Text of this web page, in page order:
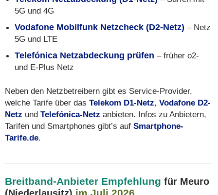
5G und 4G
Vodafone Mobilfunk Netzcheck (D2-Netz) – Netz
5G und LTE
Telefónica Netzabdeckung prüfen – früher o2-
und E-Plus Netz
Neben den Netzbetreibern gibt es Service-Provider,
welche Tarife über das Telekom D1-Netz, Vodafone D2-
Netz und Telefónica-Netz anbieten. Infos zu Anbietern,
Tarifen und Smartphones gibt’s auf Smartphone-
Tarife.de.
Breitband-Anbieter Empfehlung für Meuro